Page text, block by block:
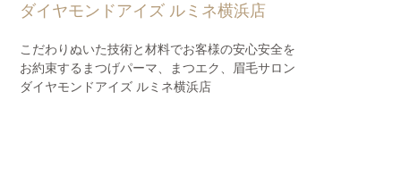
ダイヤモンドアイズ ルミネ横浜店
こだわりぬいた技術と材料でお客様の安心安全を
お約束するまつげパーマ、
まつエク、眉毛サロン
ダイヤモンドアイズ ルミネ横浜店